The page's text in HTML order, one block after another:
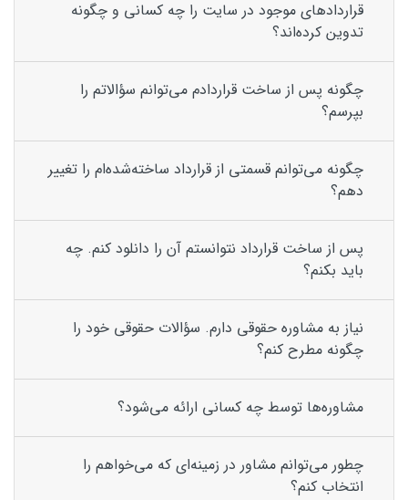
قراردادهای موجود در سایت را چه کسانی و چگونه
تدوین کرده‌اند؟
چگونه پس از ساخت قراردادم می‌توانم سؤالاتم را
بپرسم؟
چگونه می‌توانم قسمتی از قرارداد ساخته‌شده‌ام را تغییر
دهم؟
پس از ساخت قرارداد نتوانستم آن را دانلود کنم. چه
باید بکنم؟
نیاز به مشاوره حقوقی دارم. سؤالات حقوقی خود را
چگونه مطرح کنم؟
مشاوره‌ها توسط چه کسانی ارائه می‌شود؟
چطور می‌توانم مشاور در زمینه‌ای که می‌خواهم را
انتخاب کنم؟